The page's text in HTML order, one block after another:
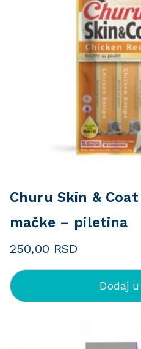
Churu Skin &
mačke – piletina
250,00 RSD
Dodaj